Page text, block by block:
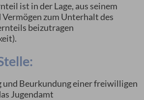
ist in der Lage, aus seinem
Vermögen zum Unterhalt des
beizutragen
und Beurkundung einer freiwilligen
Jugendamt